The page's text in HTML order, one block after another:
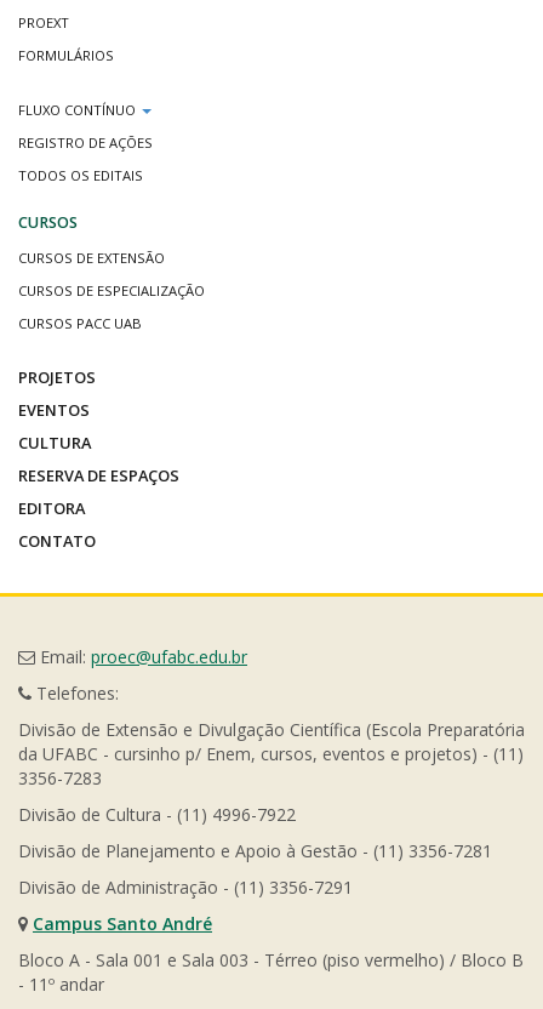
PROEXT
FORMULÁRIOS
FLUXO CONTÍNUO
REGISTRO DE AÇÕES
TODOS OS EDITAIS
CURSOS
CURSOS DE EXTENSÃO
CURSOS DE ESPECIALIZAÇÃO
CURSOS PACC UAB
PROJETOS
EVENTOS
CULTURA
RESERVA DE ESPAÇOS
EDITORA
CONTATO
Email: proec@ufabc.edu.br
Telefones:
Divisão de Extensão e Divulgação Científica (Escola Preparatória
da UFABC - cursinho p/ Enem, cursos, eventos e projetos) - (11)
3356-7283
Divisão de Cultura - (11) 4996-7922
Divisão de Planejamento e Apoio à Gestão - (11) 3356-7281
Divisão de Administração - (11) 3356-7291
Campus Santo André
Bloco A - Sala 001 e Sala 003 - Térreo (piso vermelho) / Bloco B
- 11º andar